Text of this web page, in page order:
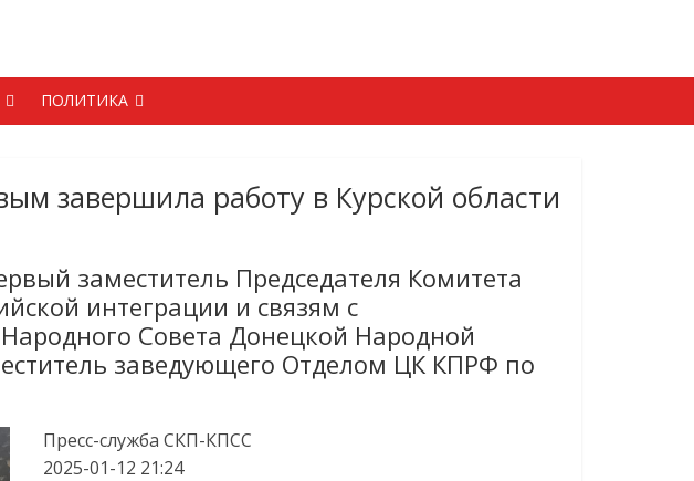
ПОЛИТИКА
завершила работу в Курской области
заместитель Председателя Комитета
интеграции и связям с
Совета Донецкой Народной
заведующего Отделом ЦК КПРФ по
Пресс-служба СКП-КПСС
2025-01-12 21:24